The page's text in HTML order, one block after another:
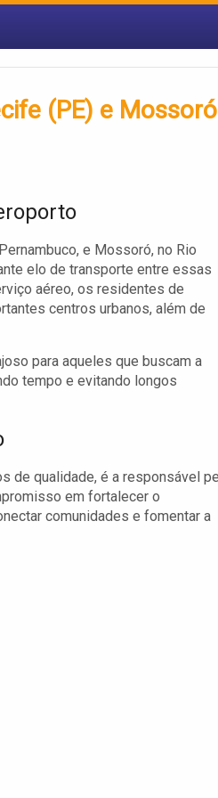
(PE) e Mossoró
e Mossoró, no Rio
elo de transporte entre essas
aéreo, os residentes de
centros urbanos, além de
para aqueles que buscam a
tempo e evitando longos
de qualidade, é a responsável
em fortalecer o
comunidades e fomentar a